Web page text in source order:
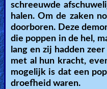
schreeuwde
halen. Om de zaken
doorboren. Deze
die poppen in de hel,
lang en zij hadden
met al hun kracht,
mogelijk is dat een
droefheid waren.